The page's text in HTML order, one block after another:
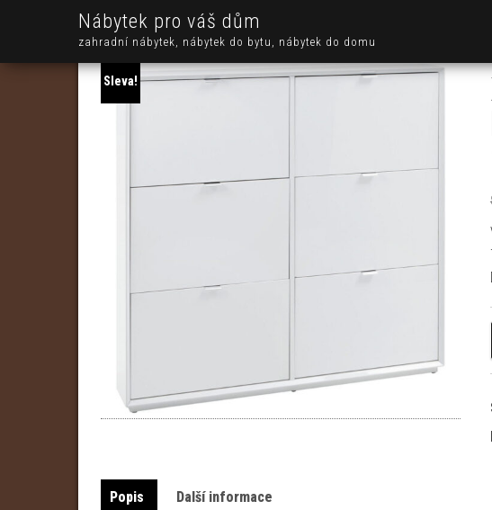
Nábytek pro váš dům
zahradní nábytek, nábytek do bytu, nábytek do domu
Sleva!
Popis Další informace